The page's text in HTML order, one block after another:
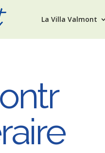
La Villa Valmont